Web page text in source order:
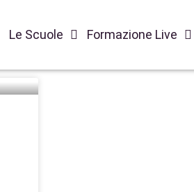
Le Scuole Formazione Live